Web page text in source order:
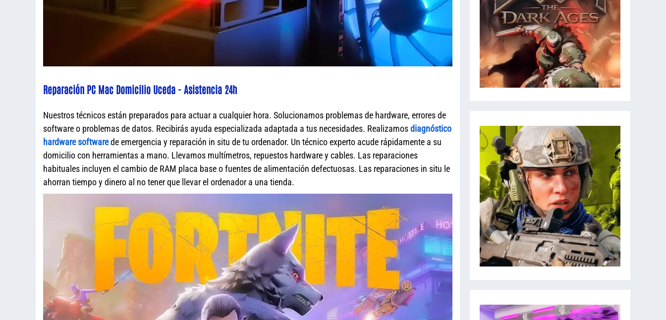
Reparación PC Mac Domicilio Uceda - Asistencia 24h
Nuestros técnicos están preparados para actuar a cualquier hora. Solucionamos problemas de hardware, errores de
software o problemas de datos. Recibirás ayuda especializada adaptada a tus necesidades. Realizamosdiagnóstico
hardware softwarede emergencia y reparación in situ de tu ordenador. Un técnico experto acude rápidamente a su
domicilio con herramientas a mano. Llevamos multímetros, repuestos hardware y cables. Las reparaciones
habituales incluyen el cambio de RAM placa base o fuentes de alimentación defectuosas. Las reparaciones in situ le
ahorran tiempo y dinero al no tener que llevar el ordenador a una tienda.